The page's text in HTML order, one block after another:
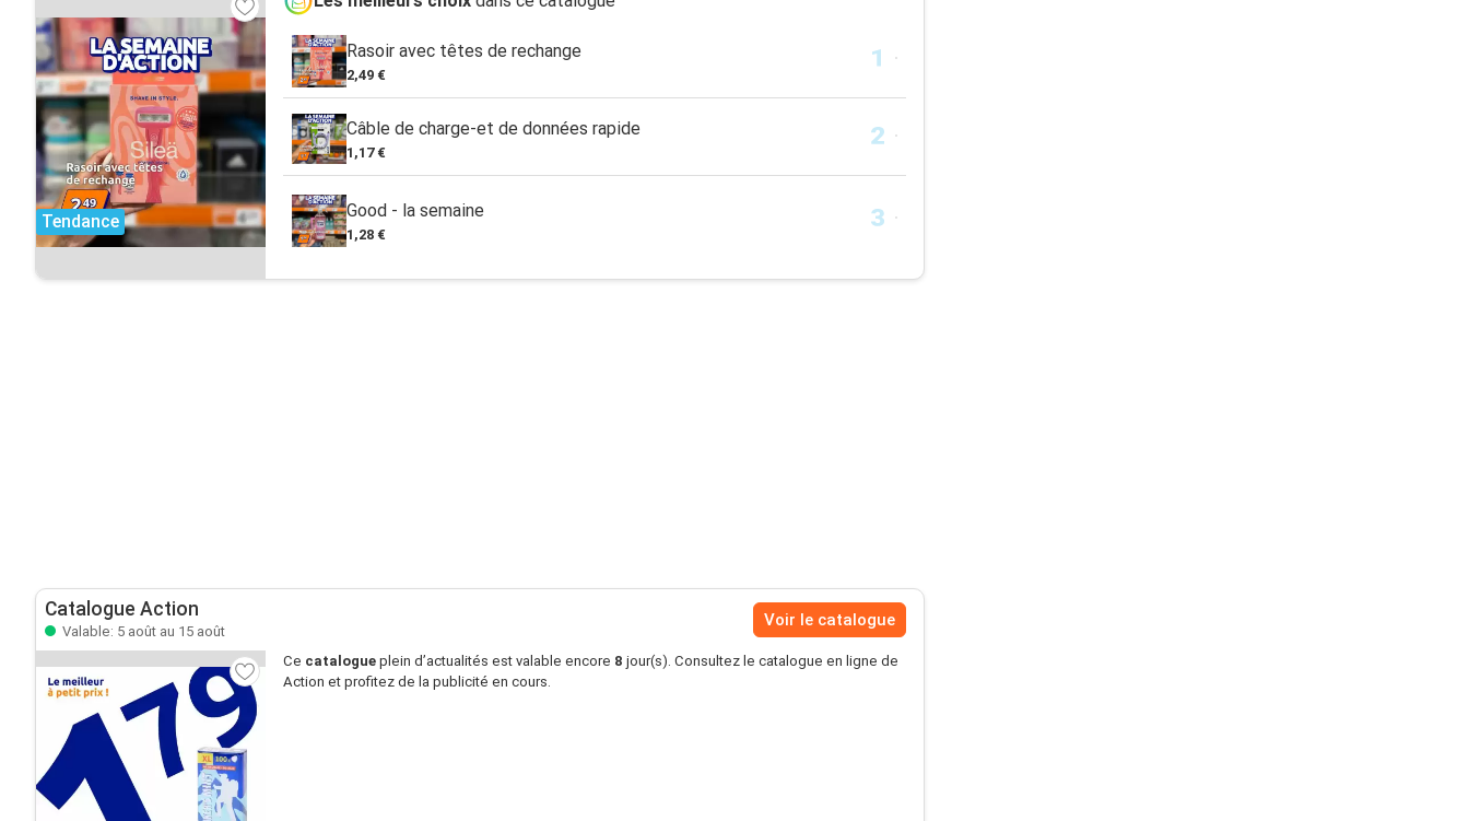
Tendance
Rasoir avec têtes de rechange
2,49 €
Câble de charge-et de données rapide
1,17 €
Good - la semaine
1,28 €
Catalogue Action
Valable: 5 août au 15 août
Voir le catalogue
Ce catalogue plein d’actualités est valable encore 8 jour(s). Consultez le catalogue en ligne de
Action et profitez de la publicité en cours.